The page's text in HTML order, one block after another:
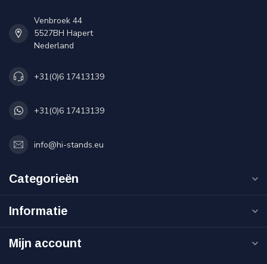
Venbroek 44
5527BH Hapert
Nederland
+31(0)6 17413139
+31(0)6 17413139
info@hi-stands.eu
Categorieën
Informatie
Mijn account